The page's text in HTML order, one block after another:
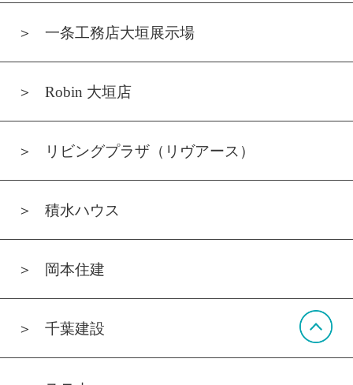
一条工務店大垣展示場
Robin 大垣店
リビングプラザ（リヴアース）
積水ハウス
岡本住建
千葉建設